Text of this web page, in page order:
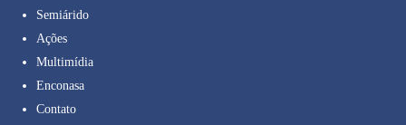
Semiárido
Ações
Multimídia
Enconasa
Contato